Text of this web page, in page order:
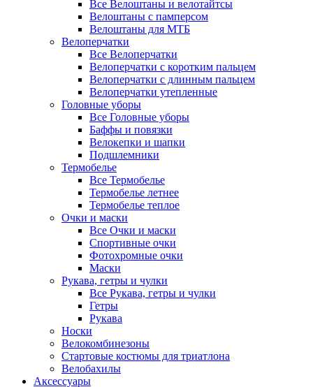
Все Велоштаны и велотайтсы
Велоштаны с памперсом
Велоштаны для МТБ
Велоперчатки
Все Велоперчатки
Велоперчатки с коротким пальцем
Велоперчатки с длинным пальцем
Велоперчатки утепленные
Головные уборы
Все Головные уборы
Баффы и повязки
Велокепки и шапки
Подшлемники
Термобелье
Все Термобелье
Термобелье летнее
Термобелье теплое
Очки и маски
Все Очки и маски
Спортивные очки
Фотохромные очки
Маски
Рукава, гетры и чулки
Все Рукава, гетры и чулки
Гетры
Рукава
Носки
Велокомбинезоны
Стартовые костюмы для триатлона
Велобахилы
Аксессуары